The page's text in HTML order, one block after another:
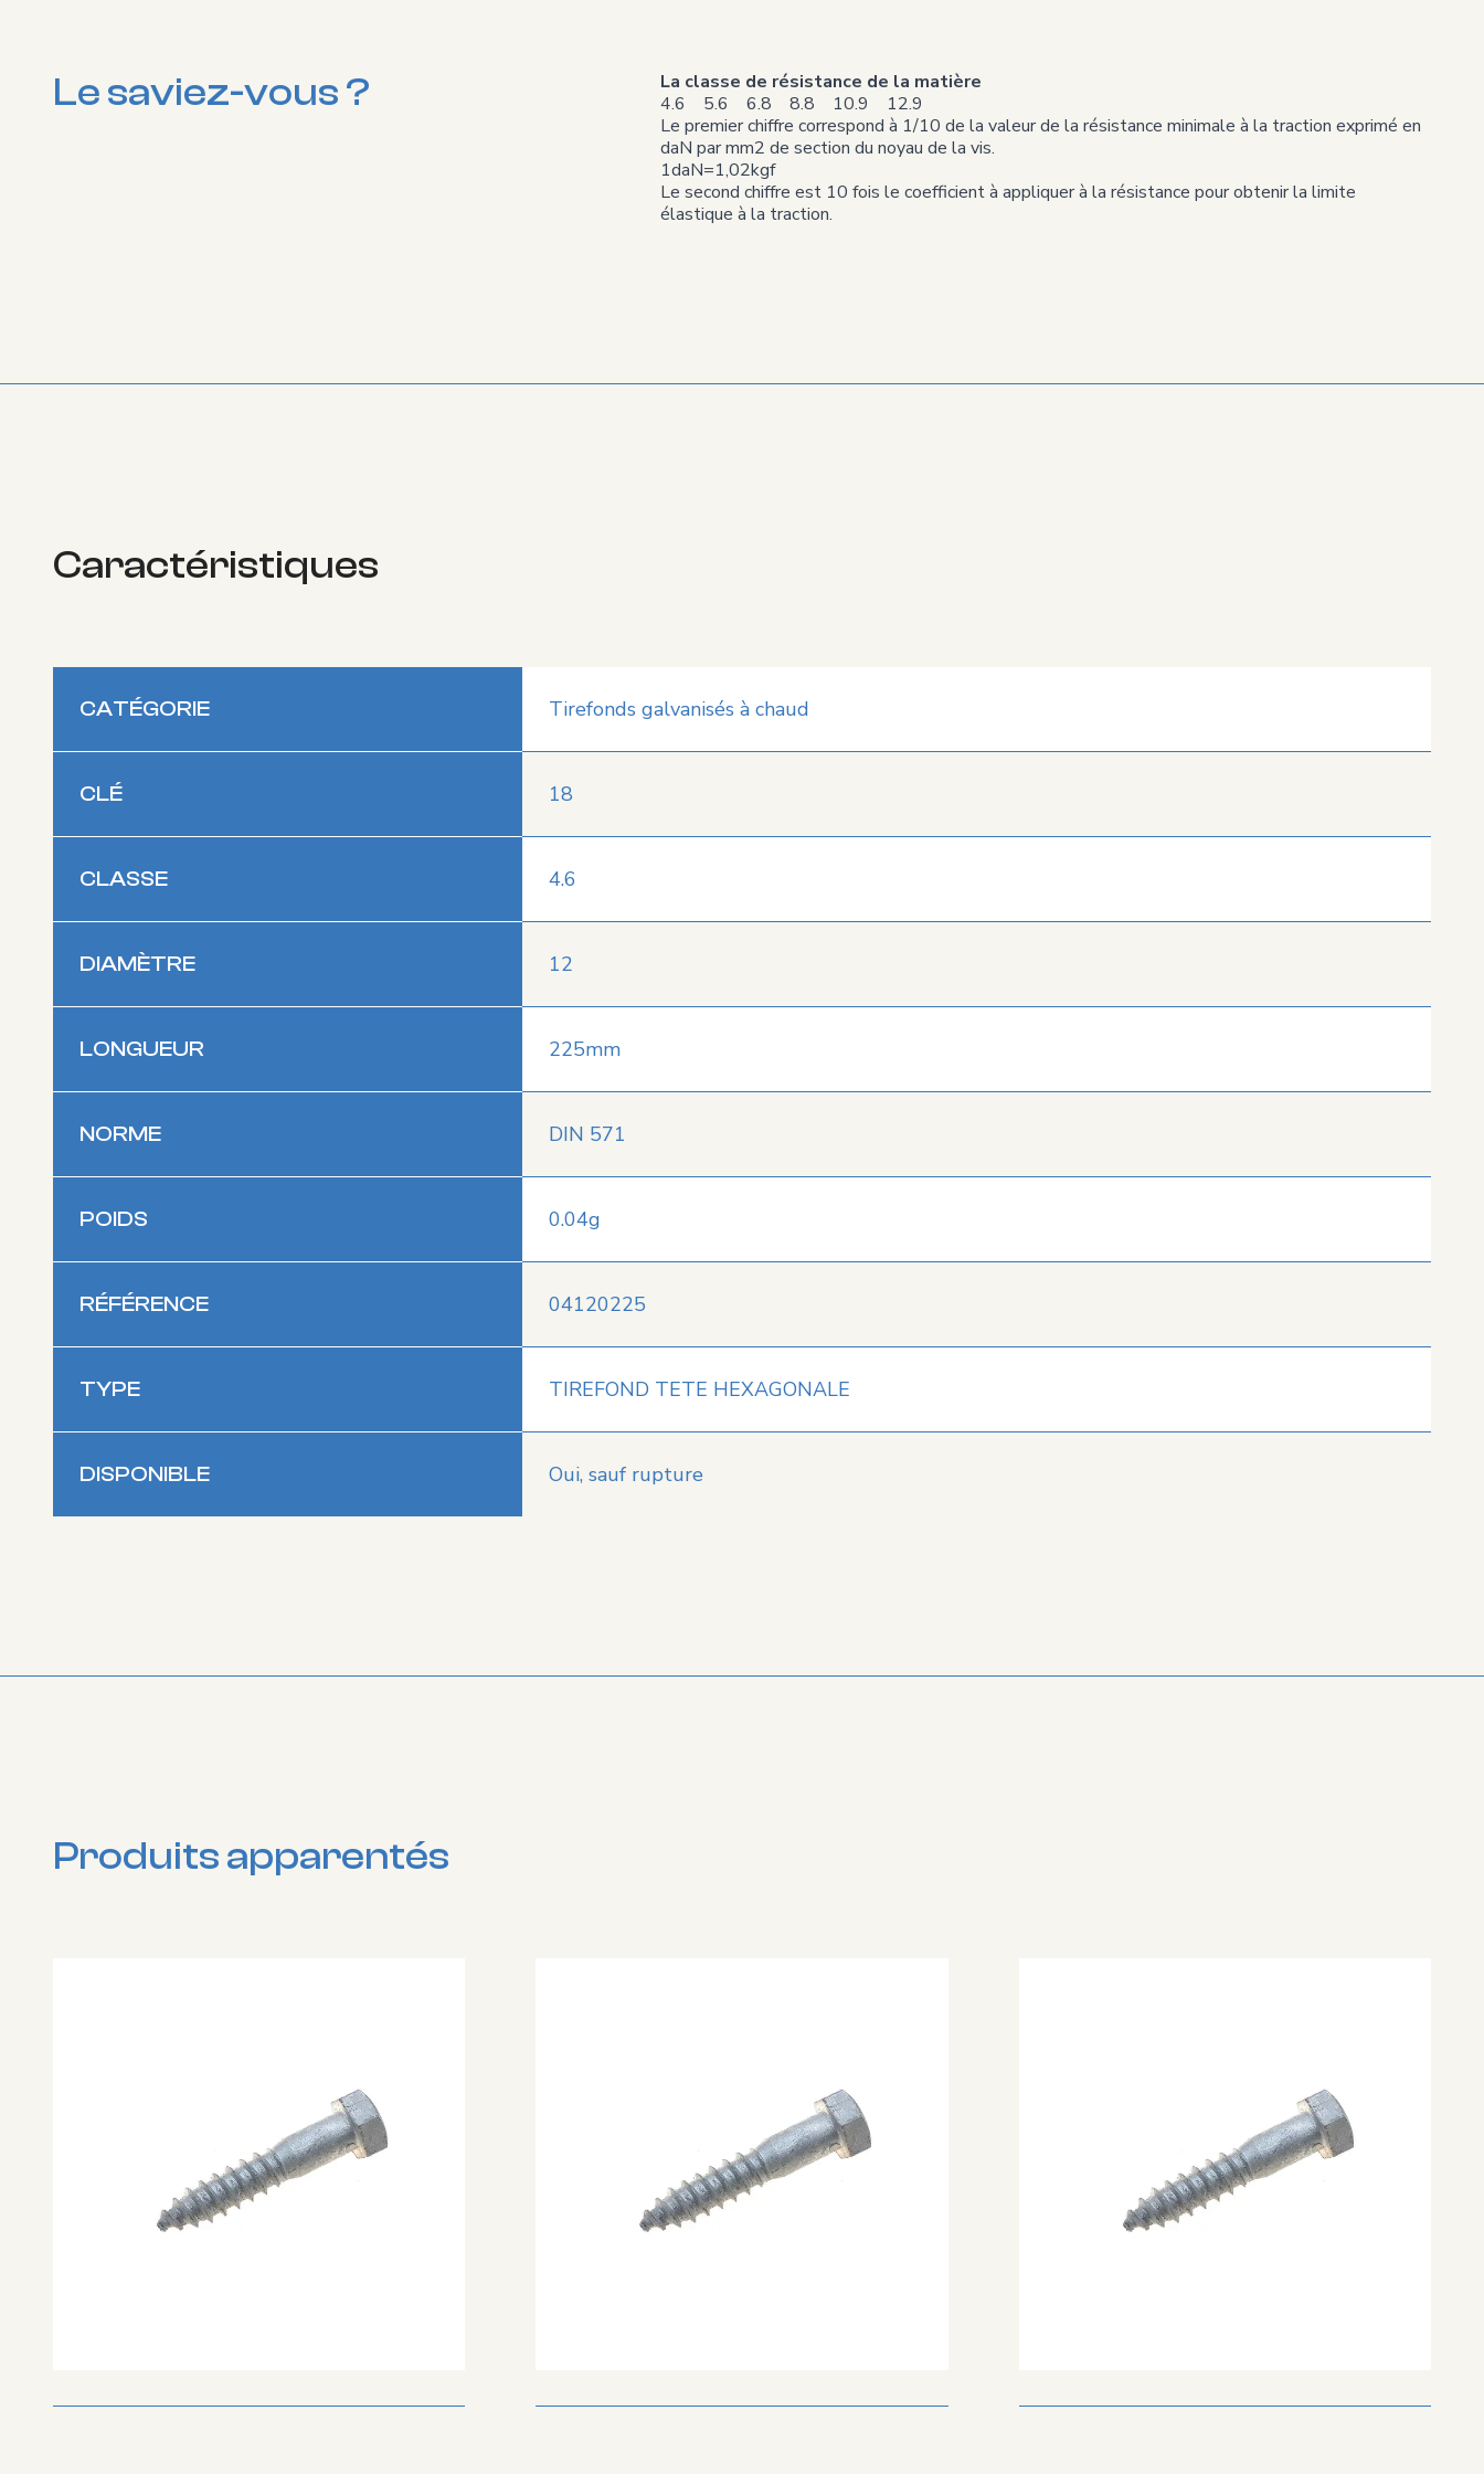
Le saviez-vous ?
La classe de résistance de la matière
4.6 5.6 6.8 8.8 10.9 12.9
Le premier chiffre correspond à 1/10 de la valeur de la résistance minimale à la traction exprimé en
daN par mm2 de section du noyau de la vis.
1daN=1,02kgf
Le second chiffre est 10 fois le coefficient à appliquer à la résistance pour obtenir la limite
élastique à la traction.
Caractéristiques
CATÉGORIE Tirefonds galvanisés à chaud
CLÉ 18
CLASSE 4.6
DIAMÈTRE 12
LONGUEUR 225mm
NORME DIN 571
POIDS 0.04g
RÉFÉRENCE 04120225
TYPE TIREFOND TETE HEXAGONALE
DISPONIBLE Oui, sauf rupture
Produits apparentés